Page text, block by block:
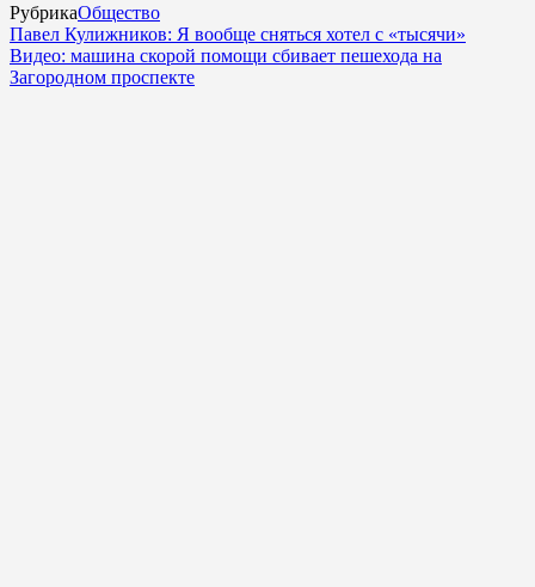
РубрикаОбщество
Павел Кулижников: Я вообще сняться хотел с «тысячи»
Видео: машина скорой помощи сбивает пешехода на
Загородном проспекте